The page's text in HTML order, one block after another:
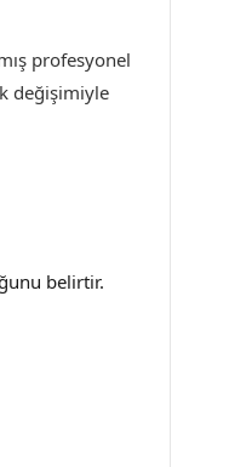
profesyonel
değişimiyle
belirtir.